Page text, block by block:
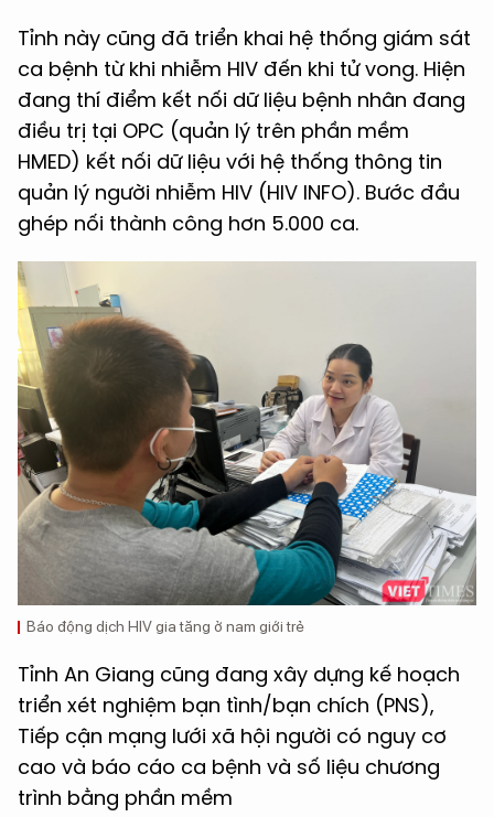
Tỉnh này cũng đã triển khai hệ thống giám sát
ca bệnh từ khi nhiễm HIV đến khi tử vong. Hiện
đang thí điểm kết nối dữ liệu bệnh nhân đang
điều trị tại OPC (quản lý trên phần mềm
HMED) kết nối dữ liệu với hệ thống thông tin
quản lý người nhiễm HIV (HIV INFO). Bước đầu
ghép nối thành công hơn 5.000 ca.
Báo động dịch HIV gia tăng ở nam giới trẻ
Tỉnh An Giang cũng đang xây dựng kế hoạch
triển xét nghiệm bạn tình/bạn chích (PNS),
Tiếp cận mạng lưới xã hội người có nguy cơ
cao và báo cáo ca bệnh và số liệu chương
trình bằng phần mềm